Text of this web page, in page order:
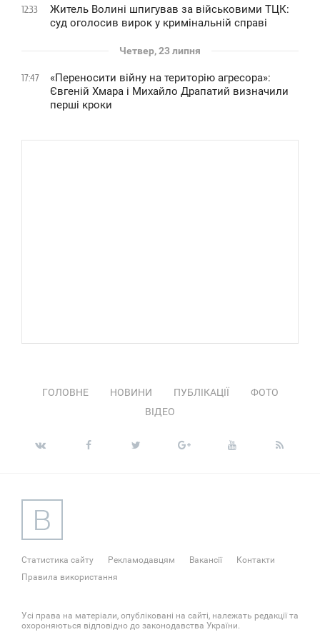
12:33
Житель Волині шпигував за військовими ТЦК:
суд оголосив вирок у кримінальній справі
Четвер, 23 липня
17:47
«Переносити війну на територію агресора»:
Євгеній Хмара і Михайло Драпатий визначили
перші кроки
ГОЛОВНЕ НОВИНИ ПУБЛІКАЦІЇ
ФОТО
ВІДЕО
Статистика сайту Рекламодавцям Вакансії
Контакти
Правила використання
Усі права на матеріали, опубліковані на сайті, належать редакції та
охороняються відповідно до законодавства України.